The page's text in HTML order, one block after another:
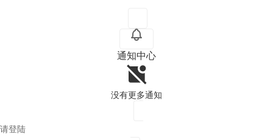
通知中心
没有更多通知
请登陆